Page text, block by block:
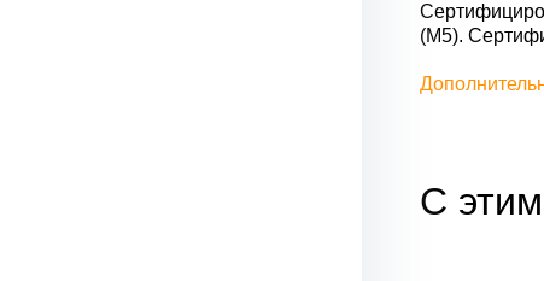
(М5).
С